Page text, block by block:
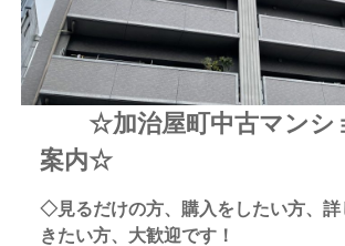
☆加治屋町中古マンシ
案内☆
◇見るだけの方、購入をしたい方、詳
きたい方、大歓迎です！